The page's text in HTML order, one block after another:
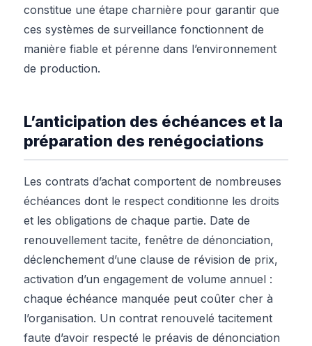
constitue une étape charnière pour garantir que
ces systèmes de surveillance fonctionnent de
manière fiable et pérenne dans l’environnement
de production.
L’anticipation des échéances et la
préparation des renégociations
Les contrats d’achat comportent de nombreuses
échéances dont le respect conditionne les droits
et les obligations de chaque partie. Date de
renouvellement tacite, fenêtre de dénonciation,
déclenchement d’une clause de révision de prix,
activation d’un engagement de volume annuel :
chaque échéance manquée peut coûter cher à
l’organisation. Un contrat renouvelé tacitement
faute d’avoir respecté le préavis de dénonciation